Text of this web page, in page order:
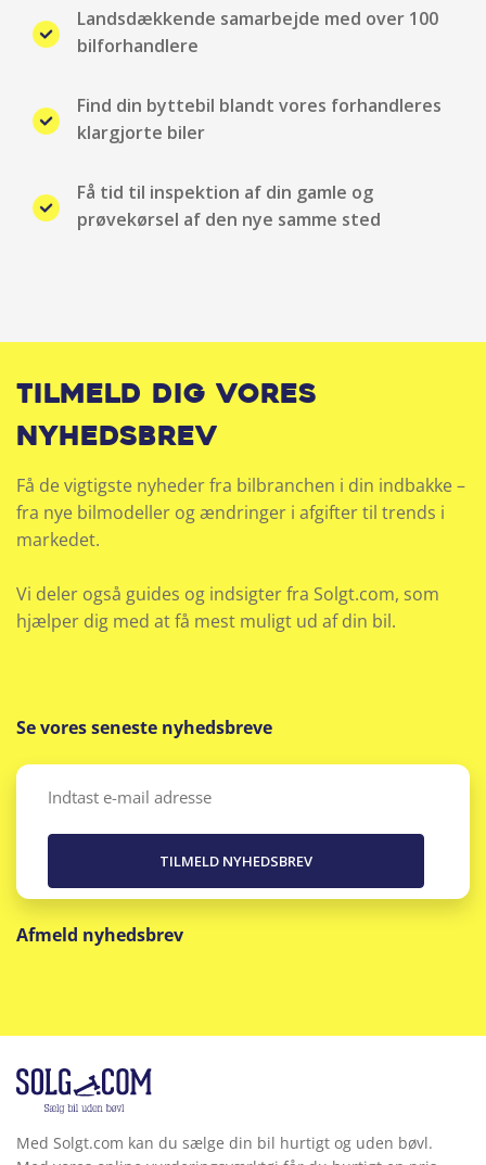
Landsdækkende samarbejde med over 100
bilforhandlere
Find din byttebil blandt vores forhandleres
klargjorte biler
Få tid til inspektion af din gamle og
prøvekørsel af den nye samme sted
Tilmeld dig vores
nyhedsbrev
Få de vigtigste nyheder fra bilbranchen i din indbakke –
fra nye bilmodeller og ændringer i afgifter til trends i
markedet.
Vi deler også guides og indsigter fra Solgt.com, som
hjælper dig med at få mest muligt ud af din bil.
Se vores seneste nyhedsbreve
Email
Afmeld nyhedsbrev
Med Solgt.com kan du sælge din bil hurtigt og uden bøvl.